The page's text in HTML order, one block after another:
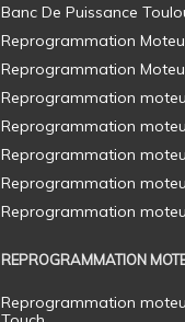
REPROGRAMMATION
Reprogrammation
Banc De Puissance
Reprogrammation
Reprogrammation
Reprogrammation
Reprogrammation
Reprogrammation
Reprogrammation
Reprogrammation